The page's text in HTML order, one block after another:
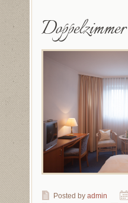
Doppelzimmer
Posted by admin